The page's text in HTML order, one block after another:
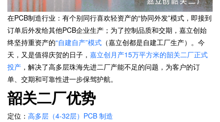
在PCB制造行业：有个别同行喜欢轻资产的“协同外发”模式，即接到
订单后外发给其他PCB企业生产；为了控制品质和交期，嘉立创始
终坚持重资产的“自建自产”模式 （嘉立创都是自建工厂生产）。今
天，又是值得庆贺的日子， 嘉立创月产15万平方米的韶关二厂正式
投产 ，解决了高多层珠海先进二厂产能不足的问题，为客户的订
单、交期和可靠性进一步保驾护航。
韶关二厂优势
定位： 高多层（4-32层）PCB 制造